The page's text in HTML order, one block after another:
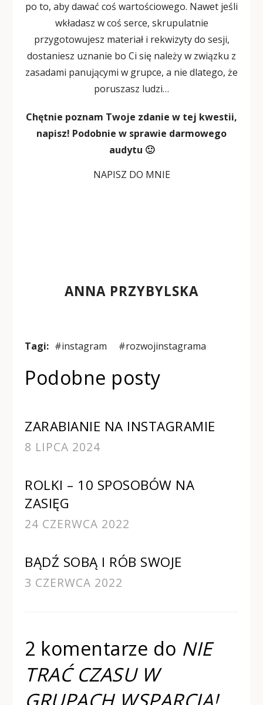
po to, aby dawać coś wartościowego. Nawet jeśli
wkładasz w coś serce, skrupulatnie
przygotowujesz materiał i rekwizyty do sesji,
dostaniesz uznanie bo Ci się należy w związku z
zasadami panującymi w grupce, a nie dlatego, że
poruszasz ludzi…
Chętnie poznam Twoje zdanie w tej kwestii,
napisz! Podobnie w sprawie darmowego
audytu 🙂
NAPISZ DO MNIE
ANNA PRZYBYLSKA
Tagi: #instagram #rozwojinstagrama
Podobne posty
ZARABIANIE NA INSTAGRAMIE
8 LIPCA 2024
ROLKI – 10 SPOSOBÓW NA
ZASIĘG
24 CZERWCA 2022
BĄDŹ SOBĄ I RÓB SWOJE
3 CZERWCA 2022
2 komentarze do NIE
TRAĆ CZASU W